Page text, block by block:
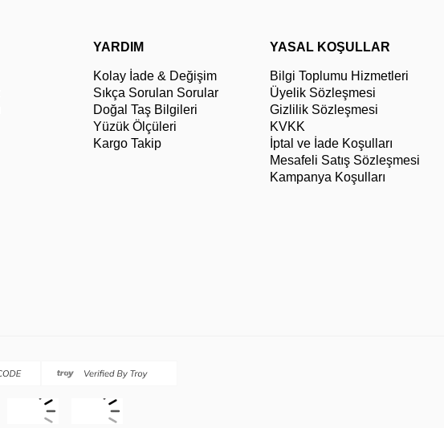
YARDIM
Kolay İade & Değişim
Sıkça Sorulan Sorular
Doğal Taş Bilgileri
Yüzük Ölçüleri
Kargo Takip
YASAL KOŞULLAR
Bilgi Toplumu Hizmetleri
Üyelik Sözleşmesi
Gizlilik Sözleşmesi
KVKK
İptal ve İade Koşulları
Mesafeli Satış Sözleşmesi
Kampanya Koşulları